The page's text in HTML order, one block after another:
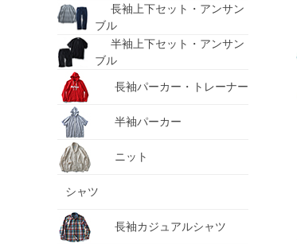
長袖上下セット・アンサン
ブル
半袖上下セット・アンサン
ブル
長袖パーカー・トレーナー
半袖パーカー
ニット
シャツ
長袖カジュアルシャツ